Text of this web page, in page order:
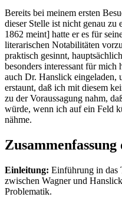
Bereits bei meinem ersten
dieser Stelle ist nicht genau zu
1862 meint] hatte er es für
literarischen Notabilitäten
praktisch gesinnt,
besonders interessant für mich
auch Dr. Hanslick eingeladen,
erstaunt, daß ich mit diesem
zu der Voraussagung nahm,
würde, wenn ich auf ein Feld
nähme.
Einleitung: Einführung in das
zwischen Wagner und
Problematik.